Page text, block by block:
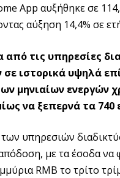
App αυξήθηκε σε
αύξηση 14,4% σε
από τις υπηρεσίες
ιστορικά υψηλά
μηνιαίων ενεργών
να ξεπερνά τα 740
υπηρεσιών
με τα έσοδα να
RMB το τρίτο